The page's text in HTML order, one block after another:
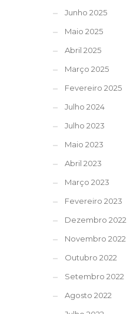
Junho 2025
Maio 2025
Abril 2025
Março 2025
Fevereiro 2025
Julho 2024
Julho 2023
Maio 2023
Abril 2023
Março 2023
Fevereiro 2023
Dezembro 2022
Novembro 2022
Outubro 2022
Setembro 2022
Agosto 2022